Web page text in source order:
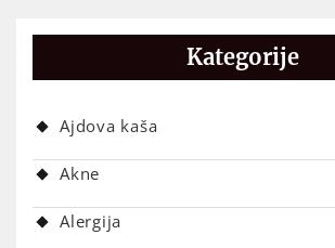
Kategorije
Ajdova kaša
Akne
Alergija